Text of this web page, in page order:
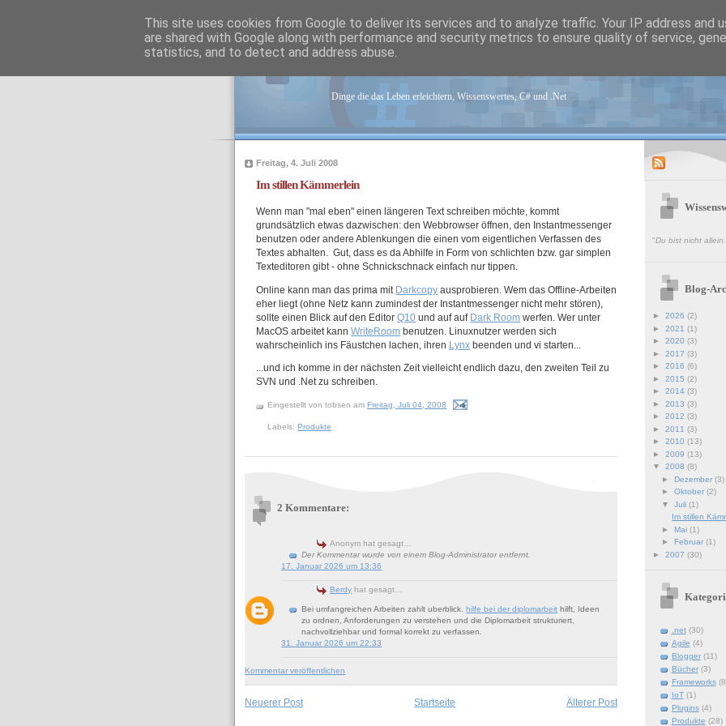
Dinge die das Leben erleichtern, Wissenswertes, C# und .Net
Freitag, 4. Juli 2008
Im stillen Kämmerlein
Wenn man "mal eben" einen längeren Text schreiben möchte, kommt
grundsätzlich etwas dazwischen: den Webbrowser öffnen, den Instantmessenger
benutzen oder andere Ablenkungen die einen vom eigentlichen Verfassen des
Textes abhalten. Gut, dass es da Abhilfe in Form von schlichten bzw. gar simplen
Texteditoren gibt - ohne Schnickschnack einfach nur tippen.
Online kann man das prima mit Darkcopy ausprobieren. Wem das Offline-Arbeiten
eher liegt (ohne Netz kann zumindest der Instantmessenger nicht mehr stören),
sollte einen Blick auf den EditorQ10 und auf auf Dark Room werfen. Wer unter
MacOS arbeitet kannWriteRoom benutzen. Linuxnutzer werden sich
wahrscheinlich ins Fäustchen lachen, ihren Lynx beenden und vi starten...
...und ich komme in der nächsten Zeit vielleicht endlich dazu, den zweiten Teil zu
SVN und .Net zu schreiben.
Eingestellt vontobsen amFreitag, Juli 04, 2008
Labels:Produkte
2 Kommentare:
Anonym hat gesagt…
Der Kommentar wurde von einem Blog-Administrator entfernt.
17. Januar 2026 um 13:36
Berdy hat gesagt…
Bei umfangreichen Arbeiten zahlt uberblick.hilfe bei der diplomarbeit hilft, Ideen
zu ordnen, Anforderungen zu verstehen und die Diplomarbeit strukturiert,
nachvollziehbar und formal korrekt zu verfassen.
31. Januar 2026 um 22:33
Kommentar veröffentlichen
Neuerer Post Älterer Post
Startseite
"Du bist nicht
Blog-
► 2026 (2)
► 2021 (1)
► 2020 (3)
► 2017 (3)
► 2016 (6)
► 2015 (2)
► 2014 (3)
► 2013 (3)
► 2012 (3)
► 2011 (3)
► 2010 (13)
► 2009 (13)
▼ 2008 (8)
►Dezember(3)
►Oktober(2)
▼Juli(1)
Im stillen
►Mai(1)
►Februar(1)
► 2007 (30)
.net (30)
Agile (4)
Blogger (11)
Bücher (3)
Frameworks
IoT (1)
Plugins (4)
Produkte (28)
This site uses cookies from Google to deliver its services and to analyze traffic. Your IP address and
are shared with Google along with performance and security metrics to ensure quality of service,
statistics, and to detect and address abuse.